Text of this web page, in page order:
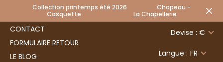
Collection printemps été 2026 Chapeau -
Casquette La Chapellerie
CONTACT
FORMULAIRE RETOUR
LE BLOG
Devise : €
Langue : FR